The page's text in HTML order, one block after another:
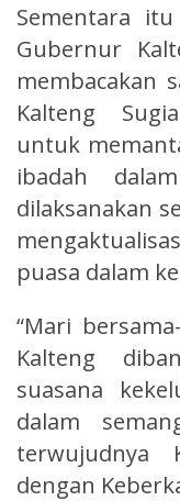
Sementara
Gubernur
membacakan
Kalteng
untuk
ibadah
dilaksanakan
puasa dalam
“Mari
Kalteng
suasana
dalam
terwujudnya
dengan